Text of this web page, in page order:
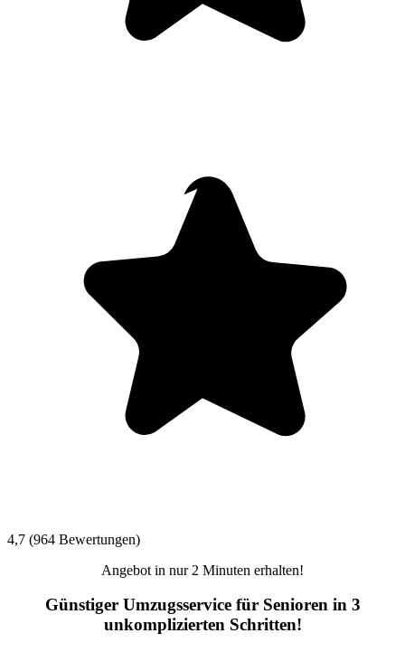
4,7 (964 Bewertungen)
Angebot in nur 2 Minuten erhalten!
Günstiger Umzugsservice für Senioren in 3
unkomplizierten Schritten!